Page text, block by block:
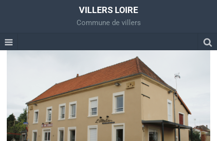
VILLERS LOIRE
Commune de villers